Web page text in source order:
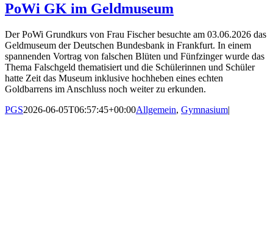
PoWi GK im Geldmuseum
Der PoWi Grundkurs von Frau Fischer besuchte am 03.06.2026 das
Geldmuseum der Deutschen Bundesbank in Frankfurt. In einem
spannenden Vortrag von falschen Blüten und Fünfzinger wurde das
Thema Falschgeld thematisiert und die Schülerinnen und Schüler
hatte Zeit das Museum inklusive hochheben eines echten
Goldbarrens im Anschluss noch weiter zu erkunden.
PGS2026-06-05T06:57:45+00:00Allgemein, Gymnasium|